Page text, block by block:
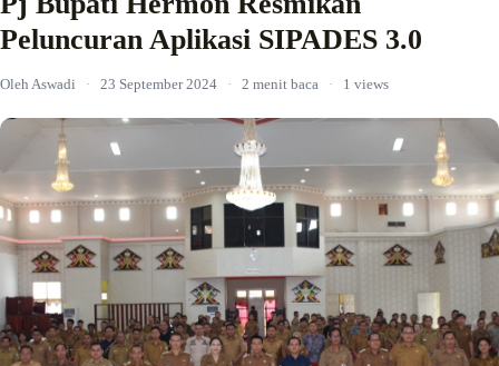
Peluncuran Aplikasi SIPADES 3.0
Oleh Aswadi · 23 September 2024 · 2 menit baca · 1 views